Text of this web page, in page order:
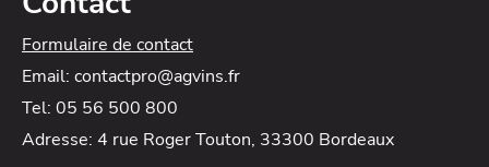
Formulaire de contact
Email: contactpro@agvins.fr
Tel: 05 56 500 800
Adresse: 4 rue Roger Touton, 33300 Bordeaux